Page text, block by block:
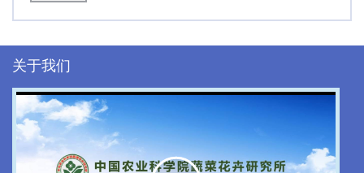
关于我们